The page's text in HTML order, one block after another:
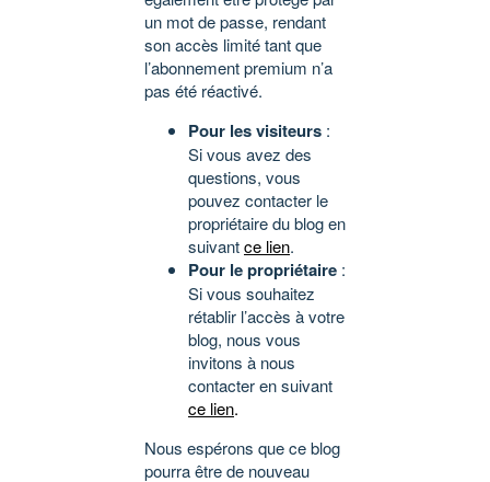
un mot de passe, rendant
son accès limité tant que
l’abonnement premium n’a
pas été réactivé.
Pour les visiteurs :
Si vous avez des
questions, vous
pouvez contacter le
propriétaire du blog en
suivantce lien.
Pour le propriétaire :
Si vous souhaitez
rétablir l’accès à votre
blog, nous vous
invitons à nous
contacter en suivant
ce lien.
Nous espérons que ce blog
pourra être de nouveau